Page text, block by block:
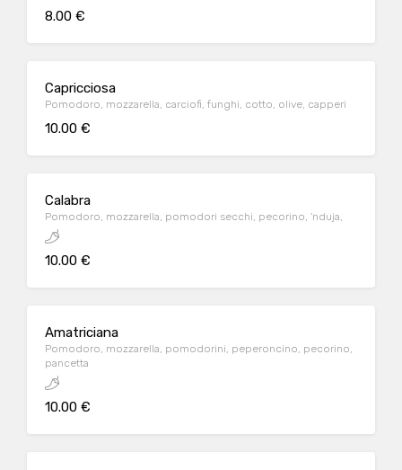
8.00 €
Capricciosa
Pomodoro, mozzarella, carciofi, funghi, cotto, olive, capperi
10.00 €
Calabra
Pomodoro, mozzarella, pomodori secchi, pecorino, 'nduja,
10.00 €
Amatriciana
Pomodoro, mozzarella, pomodorini, peperoncino, pecorino,
pancetta
10.00 €